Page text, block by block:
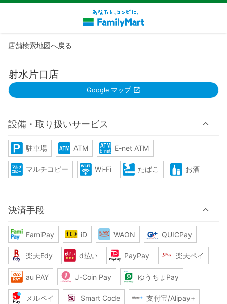
店舗検索地図へ戻る
射水片口店
Google マップ
設備・取り扱いサービス
駐車場 ATM E-net ATM
マルチコピー Wi-Fi たばこ お酒
決済手段
FamiPay iD WAON QUICPay
楽天Edy d払い PayPay 楽天ペイ
au PAY J-Coin Pay ゆうちょPay
メルペイ Smart Code 支付宝/Alipay+